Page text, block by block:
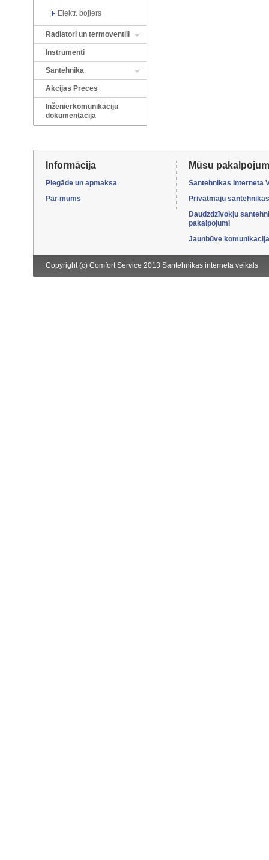
Elektr. bojlers
Radiatori un termoventili
Instrumenti
Santehnika
Akcijas Preces
Inženierkomunikāciju
dokumentācija
Informācija
Piegāde un apmaksa
Par mums
Mūsu
Santehnikas Interneta
Privātmāju
Daudzdzīvokļu
pakalpojumi
Jaunbūve
Copyright (c) Comfort Service 2013 Santehnikas interneta veikals